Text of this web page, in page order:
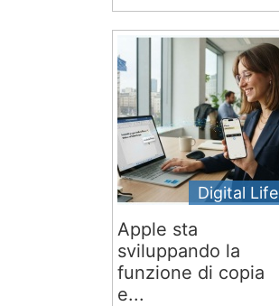
Digital Life
Apple sta
sviluppando la
funzione di copia
e...